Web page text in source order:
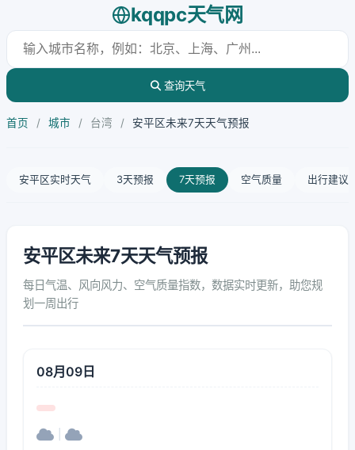
kqqpc天气网
查询天气
首页 / 城市 / 台湾 / 安平区未来7天天气预报
安平区实时天气 3天预报 7天预报 空气质量 出行建议
安平区未来7天天气预报
每日气温、风向风力、空气质量指数，数据实时更新，助您规
划一周出行
08月09日